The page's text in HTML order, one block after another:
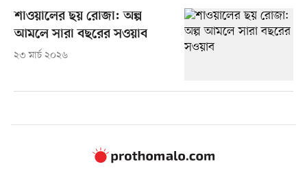
শাওয়ালের ছয় রোজা: অল্প
আমলে সারা বছরের সওয়াব
২৩ মার্চ ২০২৬